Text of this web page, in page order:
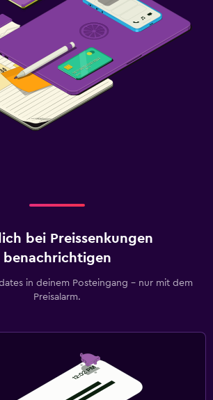
bei Preissenkungen
benachrichtigen
in deinem Posteingang – nur mit dem
Preisalarm.